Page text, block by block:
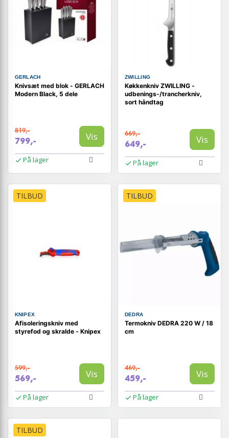
GERLACH
Knivsæt med blok - GERLACH
Modern Black, 5 dele
819,-
799,- Vis
På lager
ZWILLING
Køkkenkniv ZWILLING -
udbenings-/trancherkniv,
sort håndtag
669,-
649,- Vis
På lager
TILBUD
KNIPEX
Afisoleringskniv med
styrefod og skralde - Knipex
599,-
569,- Vis
På lager
TILBUD
DEDRA
Termokniv DEDRA 220 W / 18
cm
469,-
459,- Vis
På lager
TILBUD